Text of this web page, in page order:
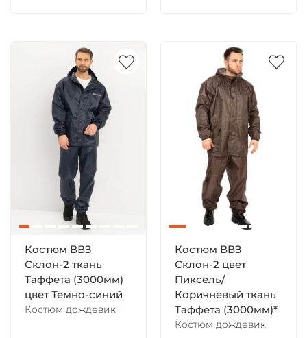
Костюм ВВЗ
Склон-2 ткань
Таффета (3000мм)
цвет Темно-синий
Костюм дождевик
Костюм ВВЗ
Склон-2 цвет
Пиксель/
Коричневый ткань
Таффета (3000мм)*
Костюм дождевик